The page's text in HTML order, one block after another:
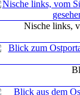
Nische links,